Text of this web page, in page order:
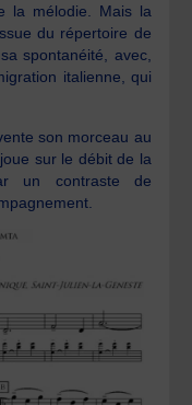
la mélodie. Mais la
du répertoire de
spontanéité, avec,
italienne, qui
son morceau au
sur le débit de la
un contraste de